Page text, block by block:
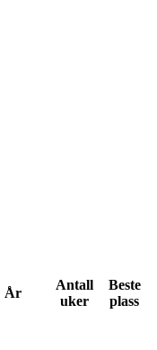
År
Antall
uker
Beste
plass